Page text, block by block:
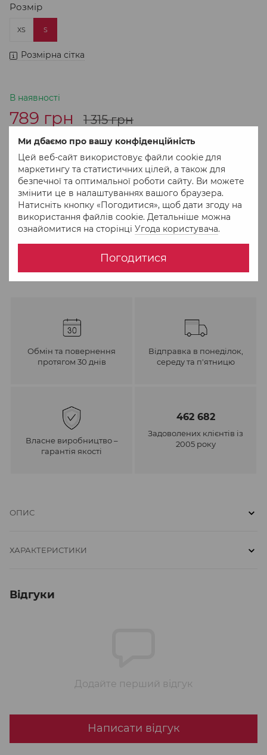
Ми дбаємо про вашу конфіденційність
Цей веб-сайт використовує файли cookie для
маркетингу та статистичних цілей, а також для
безпечної та оптимальної роботи сайту. Ви можете
змінити це в налаштуваннях вашого браузера.
Натисніть кнопку «Погодитися», щоб дати згоду на
використання файлів cookie. Детальніше можна
ознайомитися на сторінці Угода користувача.
Погодитися
Розмір
XS S
Розмірна сітка
В наявності
789 грн 1 315 грн
В кошик
Придбати в 1 клік
До обраного Порівняти
Обмін та повернення
протягом 30 днів
Відправка в понеділок,
середу та п'ятницю
Власне виробництво –
гарантія якості
462 682
Задоволених клієнтів із
2005 року
ОПИС
ХАРАКТЕРИСТИКИ
Відгуки
Додайте перший відгук
Написати відгук